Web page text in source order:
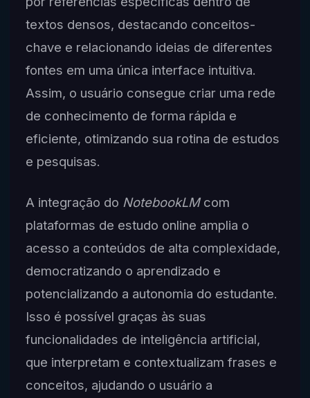
textos densos, destacando conceitos-
chave e relacionando ideias de diferentes
fontes em uma única interface intuitiva.
Assim, o usuário consegue criar uma rede
de conhecimento de forma rápida e
eficiente, otimizando sua rotina de estudos
e pesquisas.
A integração do NotebookLMcom
plataformas de estudo online amplia o
acesso a conteúdos de alta complexidade,
democratizando o aprendizado e
potencializando a autonomia do estudante.
Isso é possível graças às suas
funcionalidades de inteligência artificial,
que interpretam e contextualizam frases e
conceitos, ajudando o usuário a